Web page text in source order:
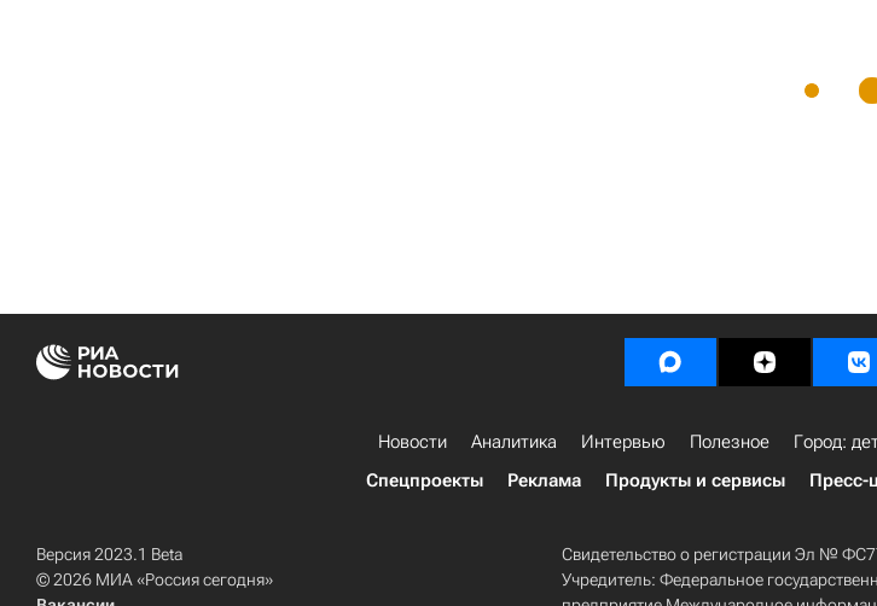
Новости Аналитика Интервью Полезное Город:
Спецпроекты
Реклама Продукты и сервисы Пресс-
Версия 2023.1 Beta
© 2026 МИА «Россия сегодня»
Свидетельство о регистрации Эл №
Учредитель: Федеральное